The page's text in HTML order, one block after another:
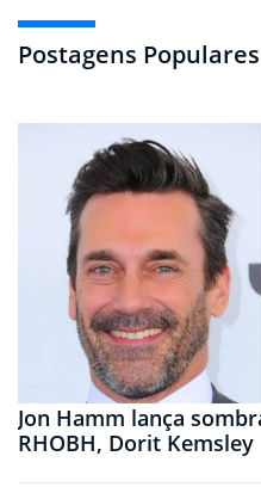
Postagens Populares
Jon Hamm lança
RHOBH, Dorit Kemsley